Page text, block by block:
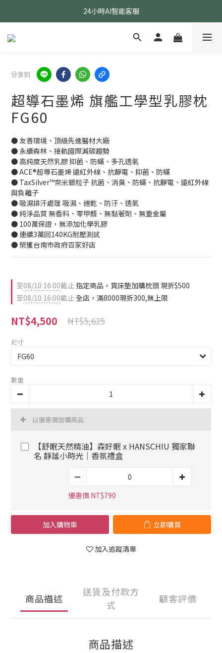
24小時AI智能客服
指定醫療級款式 贈乳膠枕
24小時AI智能客服
分享到
超導石墨烯 旗艦工學型乳膠枕
FG60
● 友善環境、頂級先進醫材大廠
● 永續森林、接軌國際減碳趨勢
● 高純度天然乳膠 抑菌、防蟎、多孔透氣
● ACE®超導石墨烯 遠紅外線、抗靜電、抑菌、防蟎
● TaxSilver™奈米銀粒子 抗菌、消臭、防蟎、抗靜電、遠紅外線
與負離子
● 吸濕排汗處理 吸濕、速乾、防汙、透氣
● 純淨品質 無香料、零甲醛、無黏著劑、無重金屬
● 100萬保證，無添加化學乳膠
● 連續3萬回140KG耐壓測試
● 榮獲台南市政府百家好店
至08/10 16:00截止 指定商品，買床墊加購枕頭 現折$500
至08/10 16:00截止全店，滿8000現折300,無上限
NT$4,500 NT$5,625
尺寸
數量
以優惠價加購商品
【舒眠天然精油】森好眠 x HANSCHIU 獨家聯
名 靜謐小時光｜香氛禮盒
優惠價 NT$790
加入購物車 立即購買
加入追蹤清單
商品描述
送貨及付款方
式
顧客評價
商品描述